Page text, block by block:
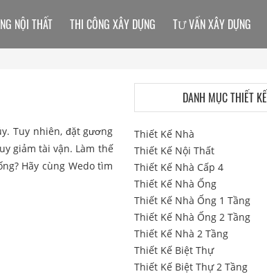
Tuy nhiên, đặt gương
giảm tài vận. Làm thế
Hãy cùng Wedo tìm
NỘI THẤT THI CÔNG XÂY DỰNG TƯ VẤN XÂY DỰNG
DANH MỤC THIẾT KẾ
Thiết Kế Nhà
Thiết Kế Nội Thất
Thiết Kế Nhà Cấp 4
Thiết Kế Nhà Ống
Thiết Kế Nhà Ống 1 Tầng
Thiết Kế Nhà Ống 2 Tầng
Thiết Kế Nhà 2 Tầng
Thiết Kế Biệt Thự
Thiết Kế Biệt Thự 2 Tầng